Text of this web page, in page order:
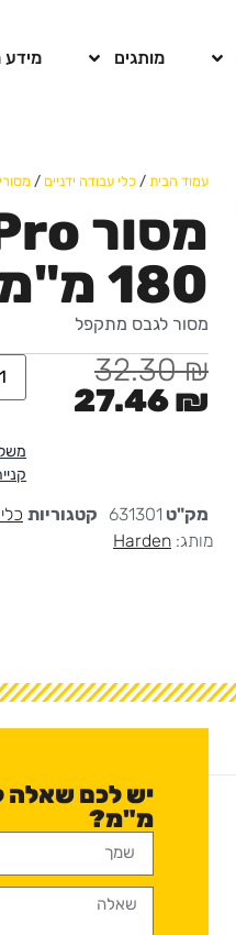
מותגים מידע
עמוד הבית / כלי עבודה ידניים /
180 מ"מ
מסור לגבס מתקפל
32.30₪
27.46₪
מק"ט 631301 קטגוריות
מותג: Harden
מ"מ?